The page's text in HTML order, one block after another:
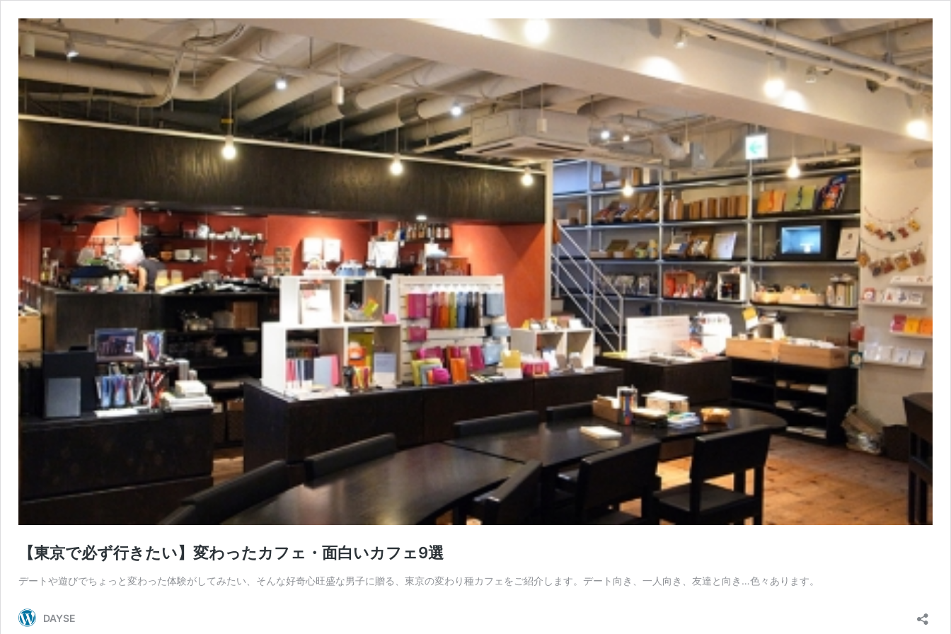
【東京で必ず行きたい】変わったカフェ・面白いカフェ9選
デートや遊びでちょっと変わった体験がしてみたい、そんな好奇心旺盛な男子に贈る、東京の変わり種カフェをご紹介します。デート向き、一人向き、友達と向き…色々あります。
DAYSE